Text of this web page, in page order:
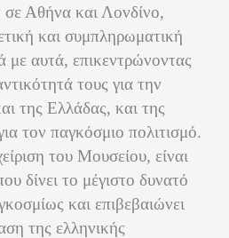
Αθήνα και Λονδίνο,
και συμπληρωματική
με αυτά, επικεντρώνοντας
τους για την
της Ελλάδας, και της
τον παγκόσμιο πολιτισμό.
του Μουσείου, είναι
δίνει το μέγιστο δυνατό
και επιβεβαιώνει
της ελληνικής